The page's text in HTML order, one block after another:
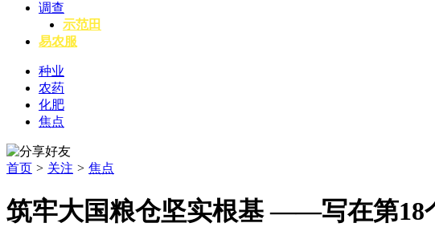
调查
示范田
易农服
种业
农药
化肥
焦点
首页 > 关注 > 焦点
筑牢大国粮仓坚实根基 ——写在第18